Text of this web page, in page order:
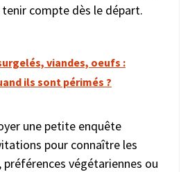
compte dès le départ.
viandes, oeufs :
ils sont périmés ?
une petite enquête
pour connaître les
végétariennes ou